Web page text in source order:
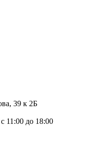
39 к 2Б
11:00 до 18:00